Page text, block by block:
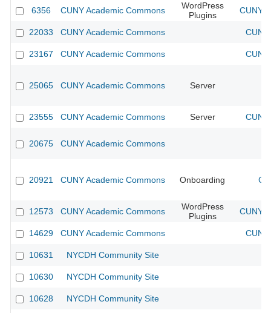
6356 CUNY Academic Commons
WordPress
Plugins
CUNY
22033 CUNY Academic Commons
23167 CUNY Academic Commons
25065 CUNY Academic Commons Server
23555 CUNY Academic Commons Server
20675 CUNY Academic Commons
20921 CUNY Academic Commons Onboarding
12573 CUNY Academic Commons
WordPress
Plugins
CUNY
14629 CUNY Academic Commons
10631 NYCDH Community Site
10630 NYCDH Community Site
10628 NYCDH Community Site